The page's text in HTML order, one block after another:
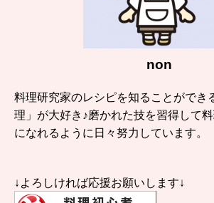
non
料理研究家のレシピを知ることができ
理」が大好き♪磨かれた技を習得して
になれるように日々努力しています。
↓よろしければ応援お願いします↓